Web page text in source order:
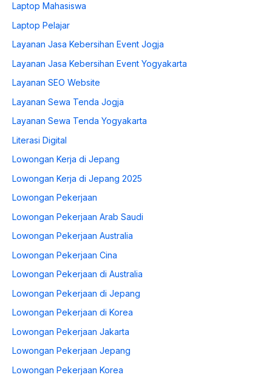
Laptop Mahasiswa
Laptop Pelajar
Layanan Jasa Kebersihan Event Jogja
Layanan Jasa Kebersihan Event Yogyakarta
Layanan SEO Website
Layanan Sewa Tenda Jogja
Layanan Sewa Tenda Yogyakarta
Literasi Digital
Lowongan Kerja di Jepang
Lowongan Kerja di Jepang 2025
Lowongan Pekerjaan
Lowongan Pekerjaan Arab Saudi
Lowongan Pekerjaan Australia
Lowongan Pekerjaan Cina
Lowongan Pekerjaan di Australia
Lowongan Pekerjaan di Jepang
Lowongan Pekerjaan di Korea
Lowongan Pekerjaan Jakarta
Lowongan Pekerjaan Jepang
Lowongan Pekerjaan Korea